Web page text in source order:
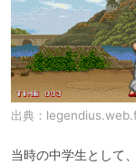
出典：
当時の中学生として